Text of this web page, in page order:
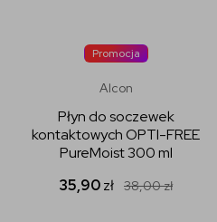
Promocja
Alcon
Płyn do soczewek
kontaktowych OPTI-FREE
PureMoist 300 ml
35,90zł 38,00zł